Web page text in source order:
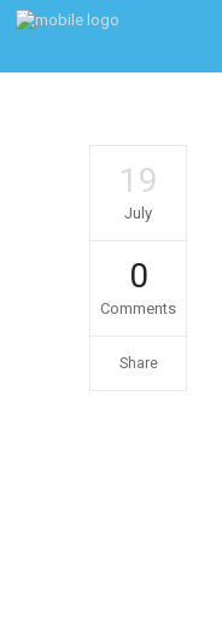
19
July
0
Comments
Share